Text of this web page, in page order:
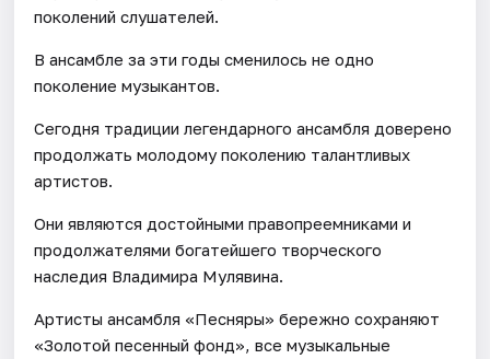
поколений слушателей.
В ансамбле за эти годы сменилось не одно
поколение музыкантов.
Сегодня традиции легендарного ансамбля доверено
продолжать молодому поколению талантливых
артистов.
Они являются достойными правопреемниками и
продолжателями богатейшего творческого
наследия Владимира Мулявина.
Артисты ансамбля «Песняры» бережно сохраняют
«Золотой песенный фонд», все музыкальные